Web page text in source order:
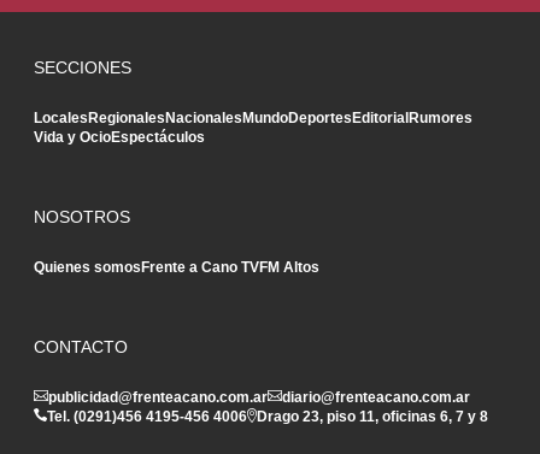
SECCIONES
LocalesRegionalesNacionalesMundoDeportesEditorialRumores
Vida y OcioEspectáculos
NOSOTROS
Quienes somosFrente a Cano TVFM Altos
CONTACTO
publicidad@frenteacano.com.ar
diario@frenteacano.com.ar
Tel. (0291)456 4195-456 4006 Drago 23, piso 11, oficinas 6, 7 y 8